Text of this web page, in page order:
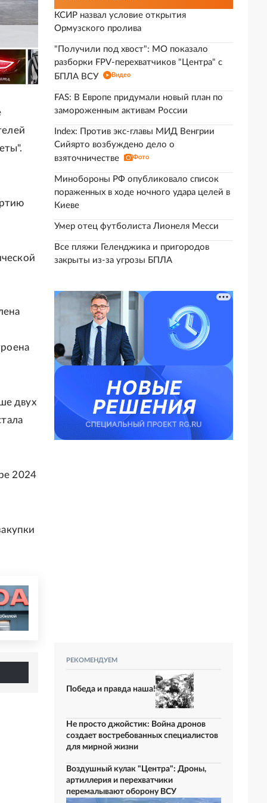
двух
2024
КСИР назвал условие открытия
Ормузского пролива
"Получили под хвост": МО показало
разборки FPV-перехватчиков "Центра" с
БПЛА ВСУ
Видео
FAS: В Европе придумали новый план по
замороженным активам России
Index: Против экс-главы МИД Венгрии
Сийярто возбуждено дело о
взяточничестве
Фото
Минобороны РФ опубликовало список
пораженных в ходе ночного удара целей в
Киеве
Умер отец футболиста Лионеля Месси
Все пляжи Геленджика и пригородов
закрыты из-за угрозы БПЛА
РЕКОМЕНДУЕМ
Победа и правда наша!
Не просто джойстик: Война дронов
создает востребованных специалистов
для мирной жизни
Воздушный кулак "Центра": Дроны,
артиллерия и перехватчики
перемалывают оборону ВСУ